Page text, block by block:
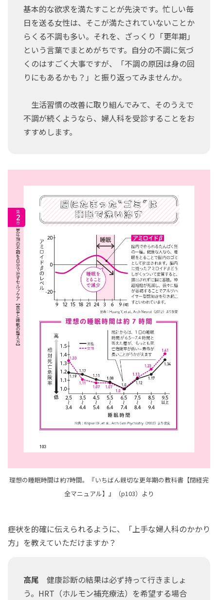
基本的な欲求を満たすことが先決です。忙しい毎
日を送る女性は、そこが満たされていないことか
らくる不調も多い。それを、ざっくり「更年期」
という言葉でまとめがちです。自分の不調に気づ
くのはすごく大事ですが、「不調の原因は身の回
りにもあるかも？」と振り返ってみませんか。
生活習慣の改善に取り組んでみて、そのうえで
不調が続くようなら、婦人科を受診することをお
すすめします。
理想の睡眠時間は約7時間。『いちばん親切な更年期の教科書【閉経完
全マニュアル】』（p103）より
――症状を的確に伝えられるように、「上手な婦人科のかかり
方」を教えていただけますか？
高尾 健康診断の結果は必ず持って行きましょ
う。HRT（ホルモン補充療法）を希望する場合